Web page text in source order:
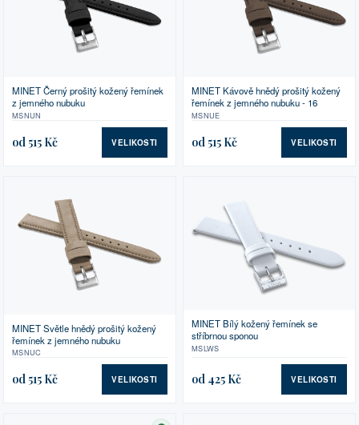
MINET Černý prošitý kožený řemínek
z jemného nubuku
MSNUN
od 515 Kč VELIKOSTI
MINET Kávově hnědý prošitý kožený
řemínek z jemného nubuku - 16
MSNUE
od 515 Kč VELIKOSTI
MINET Světle hnědý prošitý kožený
řemínek z jemného nubuku
MSNUC
od 515 Kč VELIKOSTI
MINET Bílý kožený řemínek se
stříbrnou sponou
MSLWS
od 425 Kč VELIKOSTI